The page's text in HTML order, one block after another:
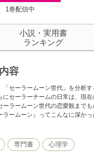
1巻配信中
小説・実用書
ランキング
容
「セーラームーン世代」を分析
にセーラーチームの日常は、現
ーラームーン世代の恋愛観まで
ラームーン』ってこんなに深か
専門書 心理学